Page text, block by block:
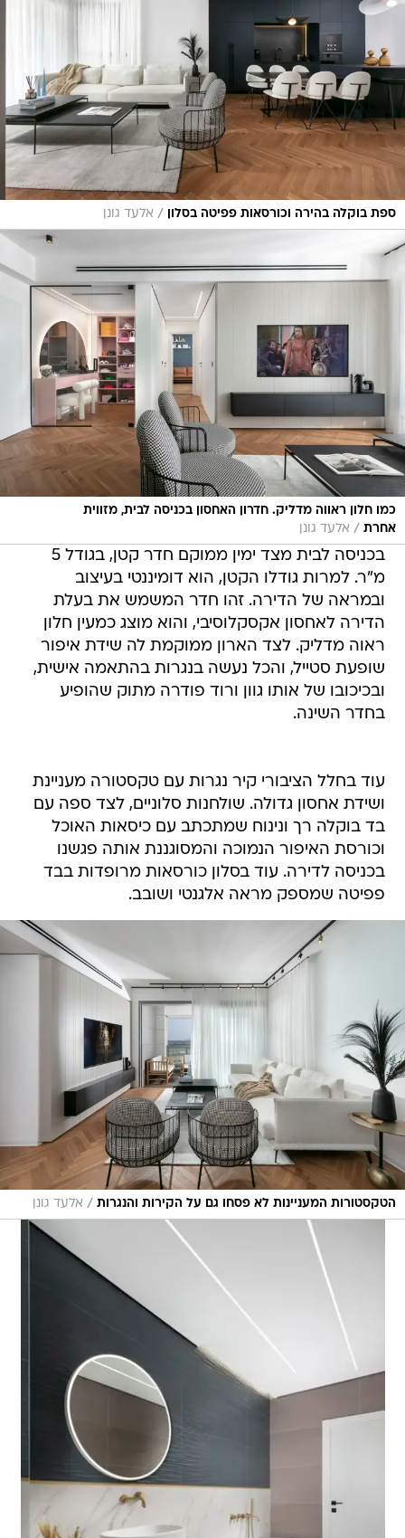
ספת בוקלה בהירה וכורסאות פפיטה בסלון / אלעד גונן
כמו חלון ראווה מדליק. חדרון האחסון בכניסה לבית, מזווית
אחרת / אלעד גונן
בכניסה לבית מצד ימין ממוקם חדר קטן, בגודל 5
מ"ר. למרות גודלו הקטן, הוא דומיננטי בעיצוב
ובמראה של הדירה. זהו חדר המשמש את בעלת
הדירה לאחסון אקסקלוסיבי, והוא מוצג כמעין חלון
ראוה מדליק. לצד הארון ממוקמת לה שידת איפור
שופעת סטייל, והכל נעשה בנגרות בהתאמה אישית,
ובכיכובו של אותו גוון ורוד פודרה מתוק שהופיע
בחדר השינה.
עוד בחלל הציבורי קיר נגרות עם טקסטורה מעניינת
ושידת אחסון גדולה. שולחנות סלוניים, לצד ספה עם
בד בוקלה רך ונינוח שמתכתב עם כיסאות האוכל
וכורסת האיפור הנמוכה והמסוגננת אותה פגשנו
בכניסה לדירה. עוד בסלון כורסאות מרופדות בבד
פפיטה שמספק מראה אלגנטי ושובב.
הטקסטורות המעניינות לא פסחו גם על הקירות והנגרות / אלעד גונן